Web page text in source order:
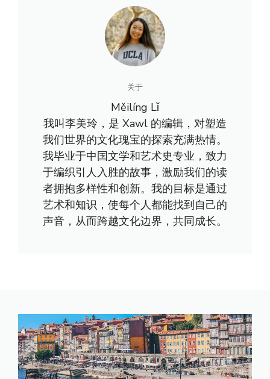
关于
Měilíng Lǐ
我叫李美玲，是 Xawl 的编辑，对塑造
我们世界的文化瑰宝的探索充满热情。
我毕业于中国文学和艺术史专业，致力
于编织引人入胜的故事，激励我们的读
者拥抱多样性和创新。我的目标是通过
艺术和知识，使每个人都能找到自己的
声音，从而跨越文化边界，共同成长。